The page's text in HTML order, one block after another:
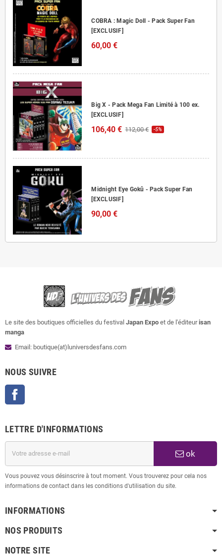
COBRA : Magic Doll - Pack Super Fan
[EXCLUSIF]
60,00 €
Big X - Pack Mega Fan Limité à 100 ex.
[EXCLUSIF]
106,40 € 112,00 € -5%
Midnight Eye Gokû - Pack Super Fan
[EXCLUSIF]
90,00 €
Le site des boutiques officielles du festival Japan Expo et de l'éditeurisan
manga
Email: boutique(at)luniversdesfans.com
NOUS SUIVRE
LETTRE D'INFORMATIONS
ok
Vous pouvez vous désinscrire à tout moment. Vous trouverez pour cela nos
informations de contact dans les conditions d'utilisation du site.
INFORMATIONS
NOS PRODUITS
NOTRE SITE